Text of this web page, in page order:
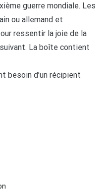
guerre mondiale. Les
ou allemand et
ressentir la joie de la
La boîte contient
besoin d’un récipient